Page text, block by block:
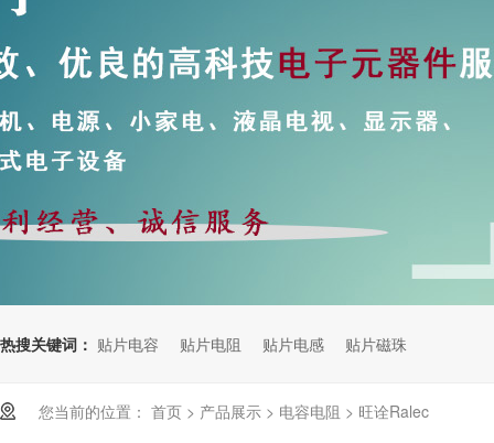
热搜关键词： 贴片电容 贴片电阻 贴片电感 贴片磁珠
您当前的位置： 首页 > 产品展示 > 电容电阻 > 旺诠Ralec